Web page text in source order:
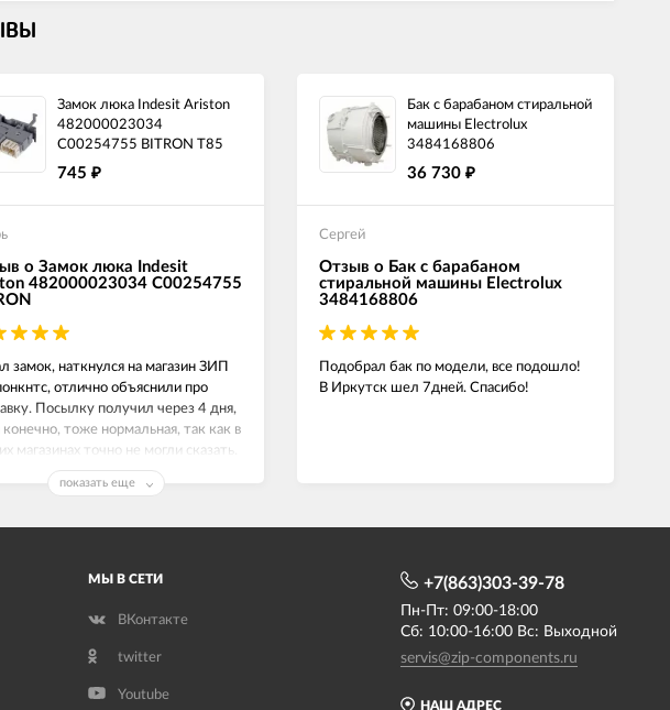
Замок люка Indesit Ariston
482000023034
C00254755 BITRON T85
745 ₽
о Замок люка Indesit
482000023034 C00254755
замок, наткнулся на магазин ЗИП
отлично объяснили про
Посылку получил через 4 дня,
конечно, тоже нормальная, так как в
магазинах точно не могли сказать.
люка на Индезит рабочий,
показать еще
Бак с барабаном стиральной
машины Electrolux
3484168806
36 730 ₽
Сергей
Отзыв о Бак с барабаном
стиральной машины Electrolux
3484168806
Подобрал бак по модели, все подошло!
В Иркутск шел 7дней. Спасибо!
МЫ В СЕТИ
ВКонтакте
twitter
Youtube
НАШ АДРЕС
+7(863)303-39-78
Пн-Пт: 09:00-18:00
Сб: 10:00-16:00 Вс: Выходной
servis@zip-components.ru